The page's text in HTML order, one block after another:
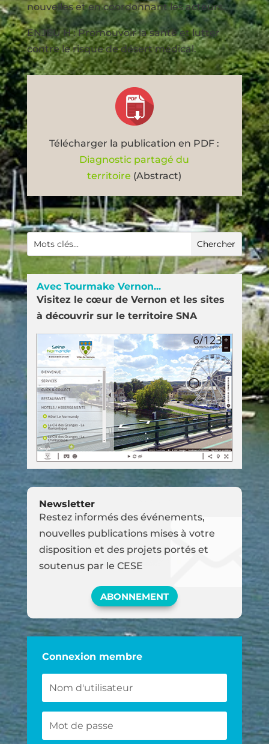
nouvelles et en coordonnant les acteurs.
ENJEU H : Promouvoir la santé et lutter
contre le risque de désert médical.
Télécharger la publication en PDF :
Diagnostic partagé du
territoire (Abstract)
Avec Tourmake Vernon...
Visitez le cœur de Vernon et les sites
à découvrir sur le territoire SNA
Newsletter
Restez informés des événements,
nouvelles publications mises à votre
disposition et des projets portés et
soutenus par le CESE
ABONNEMENT
Connexion membre